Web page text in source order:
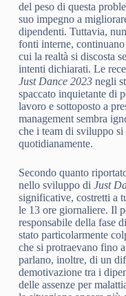
del peso di questa
suo impegno a
dipendenti. Tuttavia,
fonti interne,
cui la realtà si discosta
intenti dichiarati. Le
Just Dance 2023negli
spaccato inquietante di
lavoro e sottoposto a
management sembra
che i team di sviluppo
quotidianamente.
Secondo quanto
nello sviluppo di Just
significative, costretti a
le 13 ore giornaliere. Il
responsabile della fase
stato particolarmente
che si protraevano fino
parlano, inoltre, di un
demotivazione tra i
delle assenze per